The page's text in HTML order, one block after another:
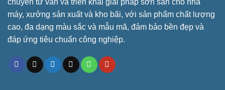
chuyên tư vấn và triển khai giải pháp sơn sàn cho nhà
máy, xưởng sản xuất và kho bãi, với sản phẩm chất lượng
cao, đa dạng màu sắc và mẫu mã, đảm bảo bền đẹp và
đáp ứng tiêu chuẩn công nghiệp.